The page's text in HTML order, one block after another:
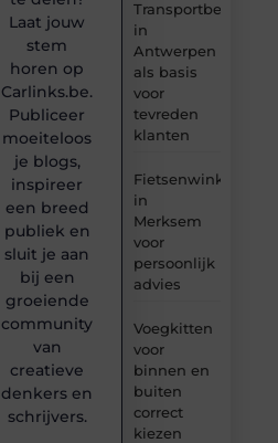
Transportbedrijf
in
Antwerpen
als basis
voor
tevreden
klanten
Fietsenwinkel
in
Merksem
voor
persoonlijk
advies
Voegkitten
voor
binnen en
buiten
correct
kiezen
Laat jouw
stem
horen op
Carlinks.be.
Publiceer
moeiteloos
je blogs,
inspireer
een breed
publiek en
sluit je aan
bij een
groeiende
community
van
creatieve
denkers en
schrijvers.